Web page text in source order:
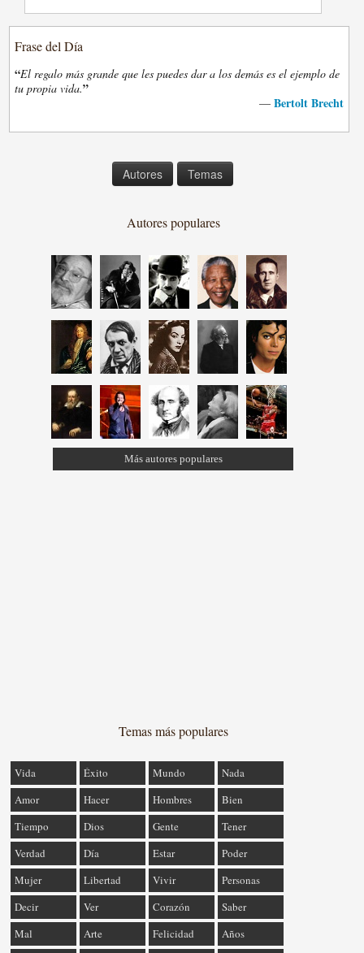
Frase del Día
“El regalo más grande que les puedes dar a los demás es el ejemplo de
tu propia vida.”
— Bertolt Brecht
Autores Temas
Autores populares
Más autores populares
Temas más populares
Vida Éxito Mundo
Nada
Amor
Hacer Hombres
Bien
Tiempo
Dios Gente
Tener
Verdad
Día Estar
Poder
Mujer
Libertad Vivir
Personas
Decir
Ver Corazón
Saber
Mal
Arte Felicidad Años